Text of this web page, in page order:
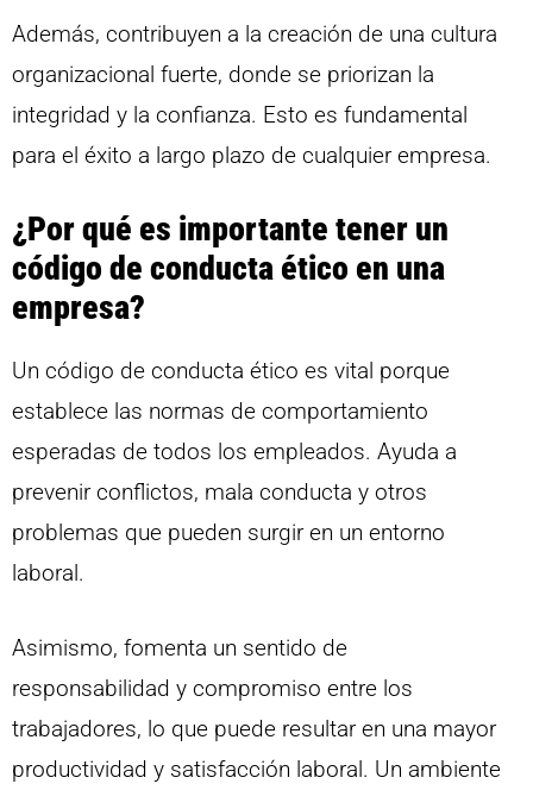
Además, contribuyen a la creación de una cultura
organizacional fuerte, donde se priorizan la
integridad y la confianza. Esto es fundamental
para el éxito a largo plazo de cualquier empresa.
¿Por qué es importante tener un
código de conducta ético en una
empresa?
Un código de conducta ético es vital porque
establece las normas de comportamiento
esperadas de todos los empleados. Ayuda a
prevenir conflictos, mala conducta y otros
problemas que pueden surgir en un entorno
laboral.
Asimismo, fomenta un sentido de
responsabilidad y compromiso entre los
trabajadores, lo que puede resultar en una mayor
productividad y satisfacción laboral. Un ambiente